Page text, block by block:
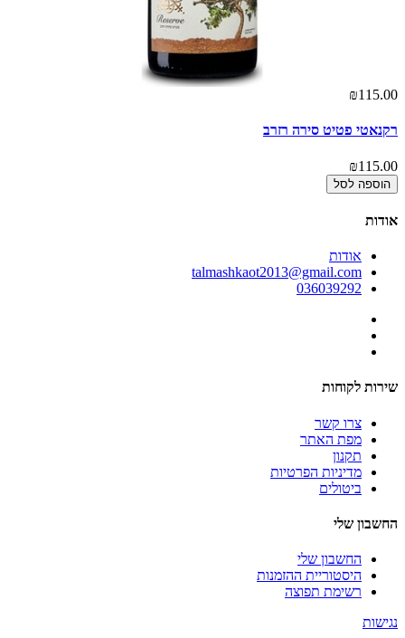
₪115.00
רקנאטי פטיט סירה רזרב
₪115.00
הוספה לסל
אודות
אודות
talmashkaot2013@gmail.com
036039292
שירות לקוחות
צרו קשר
מפת האתר
תקנון
מדיניות הפרטיות
ביטולים
החשבון שלי
החשבון שלי
היסטוריית ההזמנות
רשימת תפוצה
נגישות